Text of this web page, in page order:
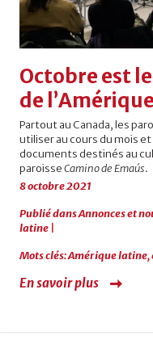
Octobre est
de
Partout au Canada, les
utiliser au cours du mois
documents destinés au
paroisseCamino de Emaús.
8 octobre 2021
Publié dansAnnonces et
latine
Mots clés:Amérique latine,
En savoir plus